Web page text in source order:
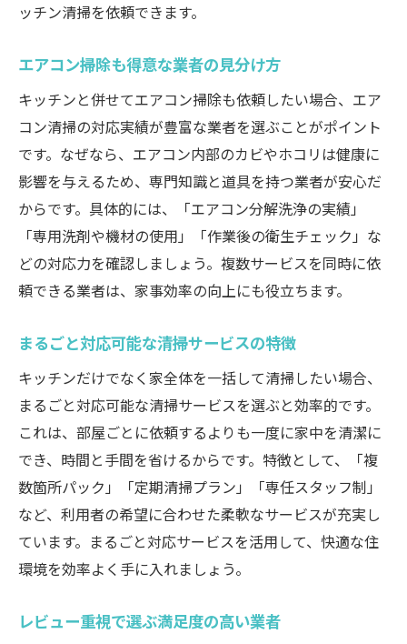
ッチン清掃を依頼できます。
エアコン掃除も得意な業者の見分け方
キッチンと併せてエアコン掃除も依頼したい場合、エア
コン清掃の対応実績が豊富な業者を選ぶことがポイント
です。なぜなら、エアコン内部のカビやホコリは健康に
影響を与えるため、専門知識と道具を持つ業者が安心だ
からです。具体的には、「エアコン分解洗浄の実績」
「専用洗剤や機材の使用」「作業後の衛生チェック」な
どの対応力を確認しましょう。複数サービスを同時に依
頼できる業者は、家事効率の向上にも役立ちます。
まるごと対応可能な清掃サービスの特徴
キッチンだけでなく家全体を一括して清掃したい場合、
まるごと対応可能な清掃サービスを選ぶと効率的です。
これは、部屋ごとに依頼するよりも一度に家中を清潔に
でき、時間と手間を省けるからです。特徴として、「複
数箇所パック」「定期清掃プラン」「専任スタッフ制」
など、利用者の希望に合わせた柔軟なサービスが充実し
ています。まるごと対応サービスを活用して、快適な住
環境を効率よく手に入れましょう。
レビュー重視で選ぶ満足度の高い業者